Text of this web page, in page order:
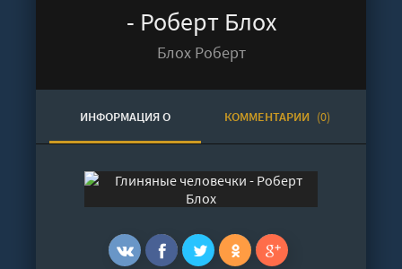
- Роберт Блох
Блох Роберт
ИНФОРМАЦИЯ О
АУДИОКНИГЕ
КОММЕНТАРИИ (0)